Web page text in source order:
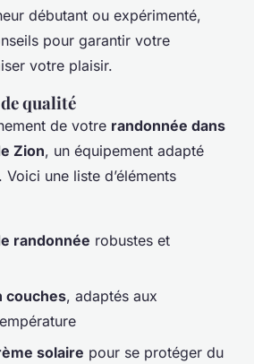
débutant ou expérimenté,
pour garantir votre
votre plaisir.
qualité
de votre randonnée dans
Zion, un équipement adapté
une liste d’éléments
randonnée robustes et
couches, adaptés aux
solaire pour se protéger du